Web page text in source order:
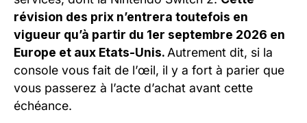
révision des prix n’entrera toutefois en
vigueur qu’à partir du 1er septembre 2026 en
Europe et aux Etats-Unis. Autrement dit, si la
console vous fait de l’œil, il y a fort à parier que
vous passerez à l’acte d’achat avant cette
échéance.